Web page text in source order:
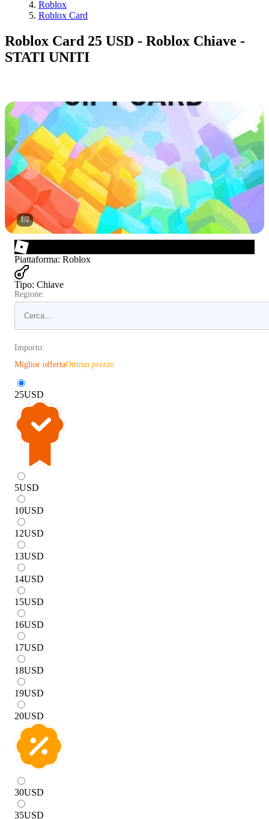
Roblox
Roblox Card
Roblox Card 25 USD - Roblox Chiave -
STATI UNITI
1/2
Piattaforma: Roblox
Tipo: Chiave
Regione:
Importo:
Miglior offertaOttimo prezzo
25USD
5USD
10USD
12USD
13USD
14USD
15USD
16USD
17USD
18USD
19USD
20USD
30USD
35USD